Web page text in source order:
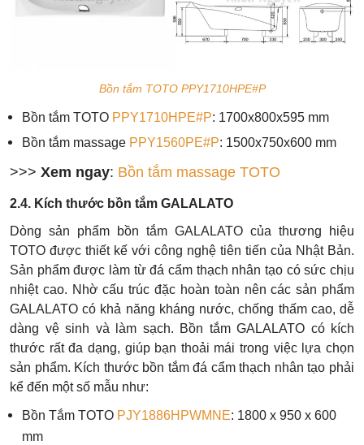
Bồn tắm TOTO PPY1710HPE#P
Bồn tắm TOTO PPY1710HPE#P: 1700x800x595 mm
Bồn tắm massage PPY1560PE#P: 1500x750x600 mm
>>> Xem ngay: Bồn tắm massage TOTO
2.4. Kích thước bồn tắm GALALATO
Dòng sản phẩm bồn tắm GALALATO của thương hiệu
TOTO được thiết kế với công nghệ tiên tiến của Nhật Bản.
Sản phẩm được làm từ đá cẩm thạch nhân tạo có sức chịu
nhiệt cao. Nhờ cấu trúc đặc hoàn toàn nên các sản phẩm
GALALATO có khả năng kháng nước, chống thấm cao, dễ
dàng vệ sinh và làm sạch. Bồn tắm GALALATO có kích
thước rất đa dạng, giúp bạn thoải mái trong việc lựa chọn
sản phẩm. Kích thước bồn tắm đá cẩm thạch nhân tạo phải
kể đến một số mẫu như:
Bồn Tắm TOTO PJY1886HPWMNE: 1800 x 950 x 600
mm